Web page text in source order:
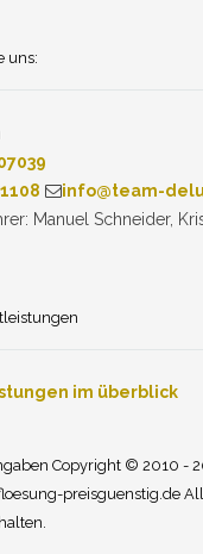
uns:
info@team-
Manuel Schneider,
im überblick
Copyright © 2010 -
preisguenstig.de